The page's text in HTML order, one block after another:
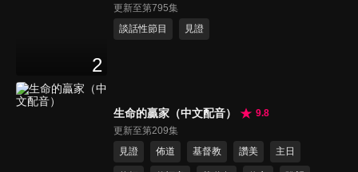
2
更新至第795集
談話性節目
見證
生命的贏家（中文配音）
9.8
更新至第209集
見證
佈道 基督教 讚美 主日